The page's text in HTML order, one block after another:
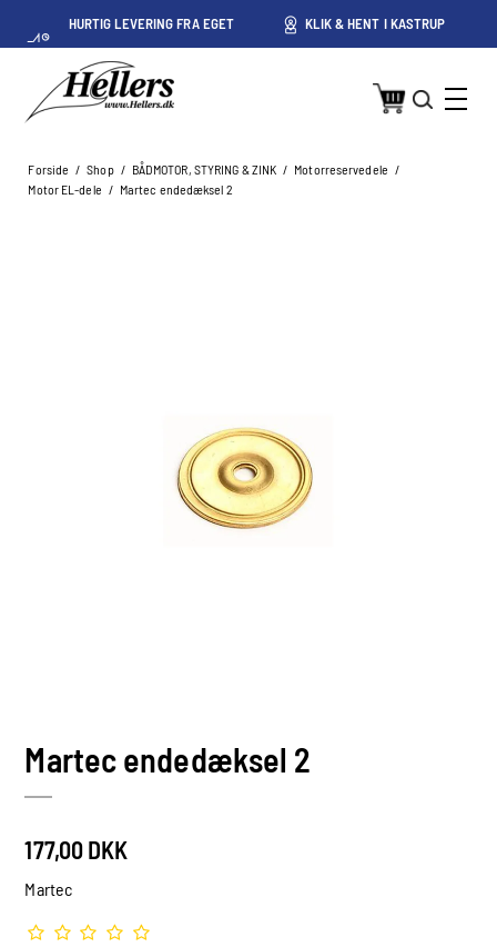
HURTIG LEVERING FRA EGET
LAGER I KASTRUP
KLIK & HENT I KASTRUP
Forside / Shop / BÅDMOTOR, STYRING & ZINK / Motorreservedele /
Motor EL-dele / Martec endedæksel 2
Martec endedæksel 2
177,00 DKK
Martec